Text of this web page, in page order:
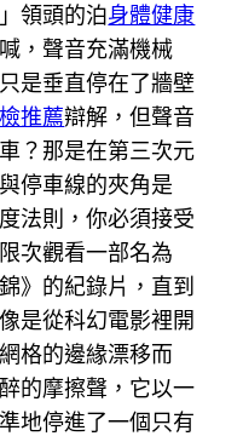
領頭的泊身體健康
，聲音充滿機械
是垂直停在了牆壁
推薦辯解，但聲音
？那是在第三次元
停車線的夾角是
法則，你必須接受
次觀看一部名為
》的紀錄片，直到
是從科幻電影裡開
格的邊緣漂移而
的摩擦聲，它以一
地停進了一個只有